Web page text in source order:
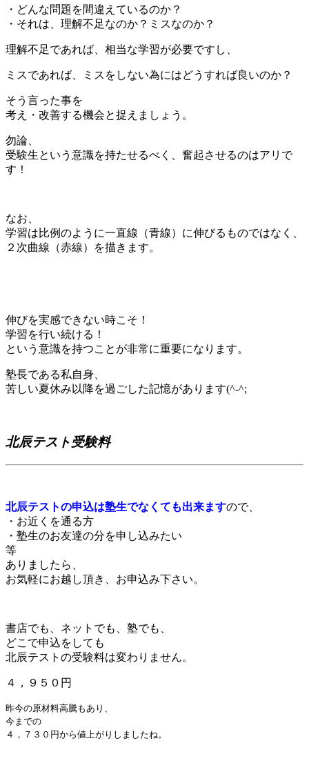
・どんな問題を間違えているのか？
・それは、理解不足なのか？ミスなのか？
理解不足であれば、相当な学習が必要ですし、
ミスであれば、ミスをしない為にはどうすれば良いのか？
そう言った事を
考え・改善する機会と捉えましょう。
勿論、
受験生という意識を持たせるべく、奮起させるのはアリで
す！
なお、
学習は比例のように一直線（青線）に伸びるものではなく、
２次曲線（赤線）を描きます。
伸びを実感できない時こそ！
学習を行い続ける！
という意識を持つことが非常に重要になります。
塾長である私自身、
苦しい夏休み以降を過ごした記憶があります(^-^;
北辰テスト受験料
北辰テストの申込は塾生でなくても出来ますので、
・お近くを通る方
・塾生のお友達の分を申し込みたい
等
ありましたら、
お気軽にお越し頂き、お申込み下さい。
書店でも、ネットでも、塾でも、
どこで申込をしても
北辰テストの受験料は変わりません。
４，９５０円
昨今の原材料高騰もあり、
今までの
４，７３０円から値上がりしましたね。